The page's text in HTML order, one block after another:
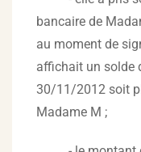
bancaire de
au moment de
affichait un solde
30/11/2012 soit
Madame M ;